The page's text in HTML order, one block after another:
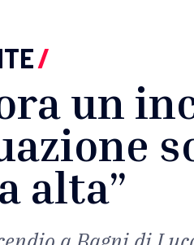
/
un
alta”